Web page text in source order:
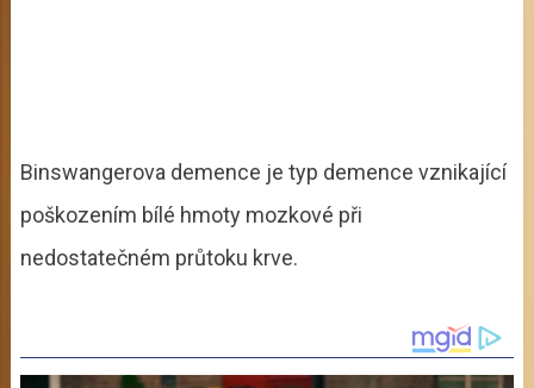
Binswangerova demence je typ demence vznikající
poškozením bílé hmoty mozkové při
nedostatečném průtoku krve.